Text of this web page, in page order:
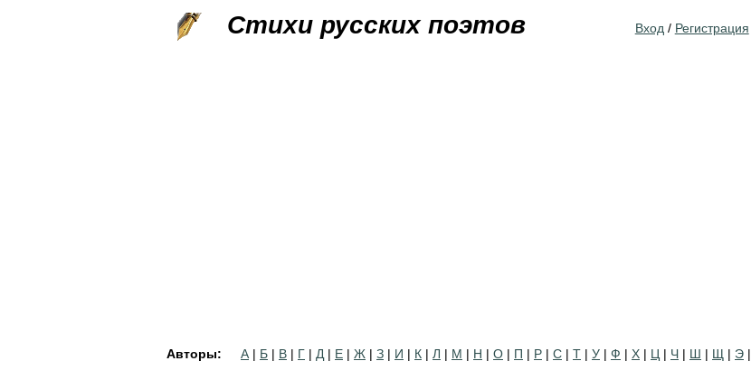
Стихи русских поэтов Вход / Регистрация
Авторы: А | Б | В | Г | Д | Е | Ж | З | И | К | Л | М | Н | О | П | Р | С | Т | У | Ф | Х | Ц | Ч | Ш | Щ | Э |